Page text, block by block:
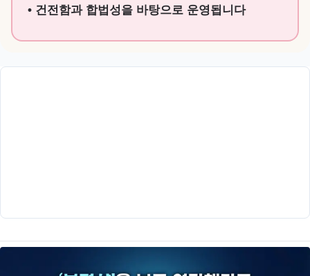
• 건전함과 합법성을 바탕으로 운영됩니다